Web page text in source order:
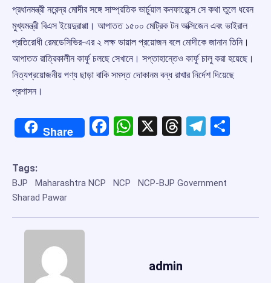
প্রধানমন্ত্রী নরেন্দ্র মোদীর সঙ্গে সাম্প্রতিক ভার্চুয়াল কনফারেন্সে সে কথা তুলে ধরেন
মুখ্যমন্ত্রী বিএস ইয়েদুরাপ্পা। আপাতত ১৫০০ মেট্রিক টন অক্সিজেন এবং ভাইরাল
প্রতিরোধী রেমডেসিভির-এর ২ লক্ষ ভায়াল প্রয়োজন বলে মোদীকে জানান তিনি।
আপাতত রাত্রিকালীন কার্ফু চলছে সেখানে। সপ্তাহান্তেও কার্ফু চালু করা হয়েছে।
নিত্যপ্রয়োজনীয় পণ্য ছাড়া বাকি সমস্ত দোকানম বন্ধ রাখার নির্দেশ দিয়েছে
প্রশাসন।
Share Facebook
WhatsApp
X Threads
Tags:
BJP Maharashtra NCP NCP
NCP-BJP Government
Sharad Pawar
admin